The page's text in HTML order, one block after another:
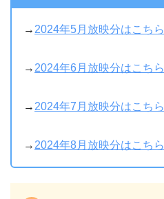
→ 2024年5月放映分はこちら
→ 2024年6月放映分はこちら
→ 2024年7月放映分はこちら
→ 2024年8月放映分はこちら